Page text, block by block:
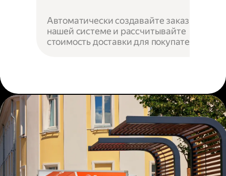
Автоматически создавайте заказы в
нашей системе и рассчитывайте
стоимость доставки для покупателей.